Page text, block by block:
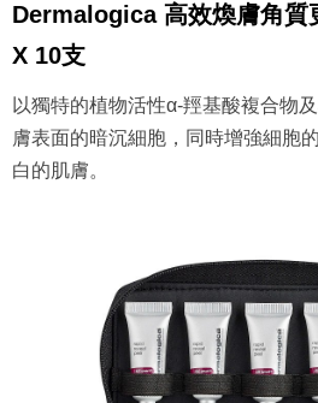
Dermalogica 高效煥膚角質
X 10支
以獨特的植物活性α-羥基酸複合物
膚表面的暗沉細胞，同時增強細胞
白的肌膚。